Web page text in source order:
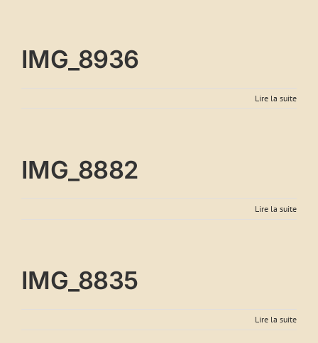
IMG_8936
Lire la suite
IMG_8882
Lire la suite
IMG_8835
Lire la suite